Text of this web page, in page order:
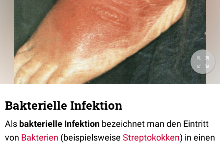
Bakterielle Infektion
Als bakterielle Infektion bezeichnet man den Eintritt
von Bakterien (beispielsweise Streptokokken) in einen